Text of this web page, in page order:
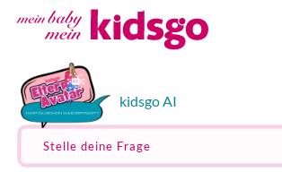
kidsgo AI
Stelle deine Frage